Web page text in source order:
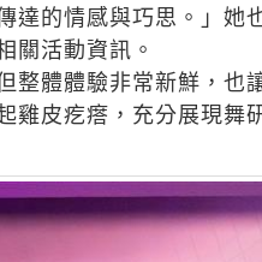
達的情感與巧思。」她
關活動資訊。
體體驗非常新鮮，也
雞皮疙瘩，充分展現舞